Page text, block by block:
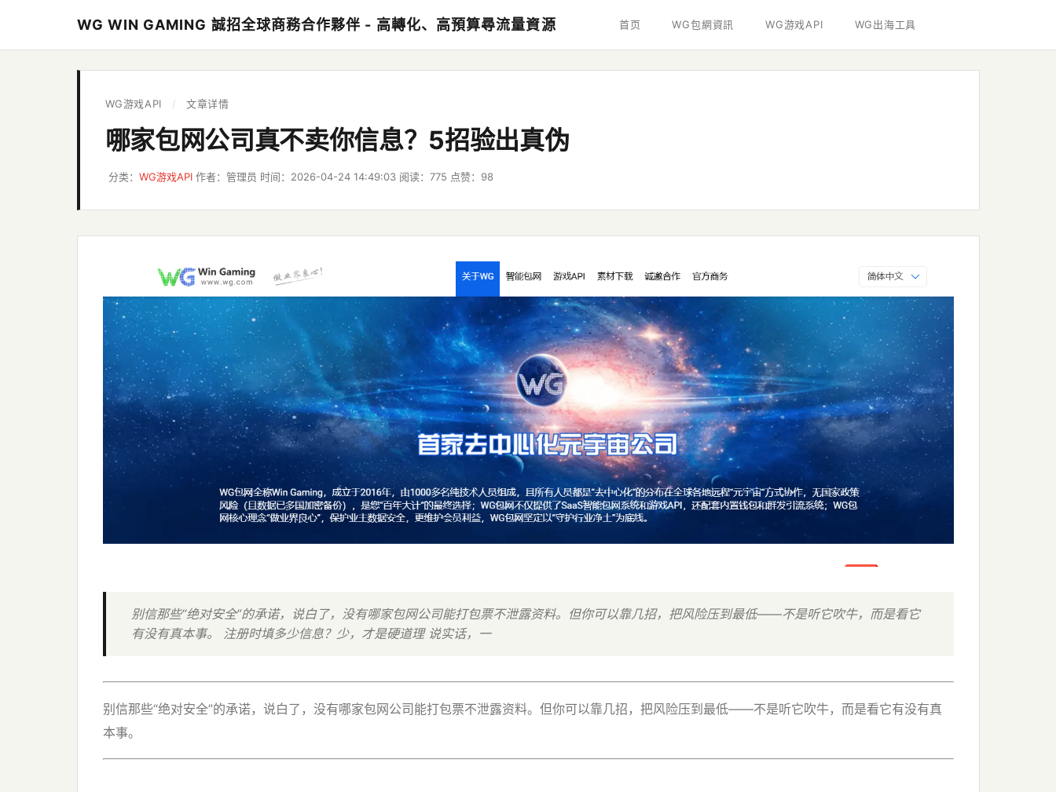
WG WIN GAMING 誠招全球商務合作夥伴 - 高轉化、高預算尋流量資源 首页 WG包網資訊 WG游戏API WG出海工具
WG游戏API / 文章详情
哪家包网公司真不卖你信息？5招验出真伪
分类： WG游戏API 作者：管理员 时间：2026-04-24 14:49:03 阅读：775 点赞：98
别信那些“绝对安全”的承诺，说白了，没有哪家包网公司能打包票不泄露资料。但你可以靠几招，把风险压到最低——不是听它吹牛，而是看它
有没有真本事。 注册时填多少信息？少，才是硬道理 说实话，一
别信那些“绝对安全”的承诺，说白了，没有哪家包网公司能打包票不泄露资料。但你可以靠几招，把风险压到最低——不是听它吹牛，而是看它有没有真
本事。